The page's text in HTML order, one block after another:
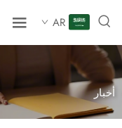
AR
أخبار